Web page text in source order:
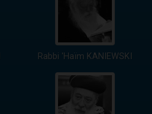
Rabbi 'Haïm KANIEWSKI